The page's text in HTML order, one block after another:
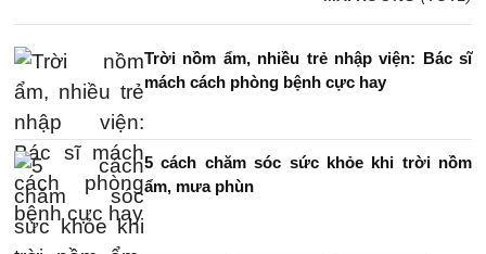
Trời nồm ẩm, nhiều trẻ nhập viện: Bác sĩ
mách cách phòng bệnh cực hay
5 cách chăm sóc sức khỏe khi trời nồm
ẩm, mưa phùn